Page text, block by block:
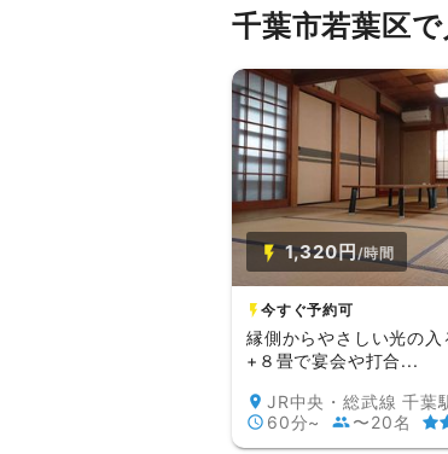
千葉市若葉区
1,320円/時間
今すぐ予約可
縁側からやさしい光の入
+８畳で宴会や打合...
60分~
〜20名